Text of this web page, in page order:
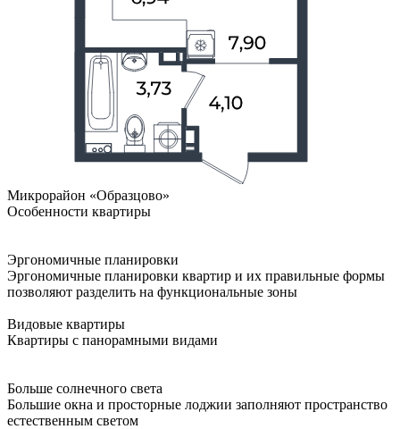
Микрорайон «Образцово»
Особенности квартиры
Эргономичные планировки
Эргономичные планировки квартир и их правильные формы
позволяют разделить на функциональные зоны
Видовые квартиры
Квартиры с панорамными видами
Больше солнечного света
Большие окна и просторные лоджии заполняют пространство
естественным светом